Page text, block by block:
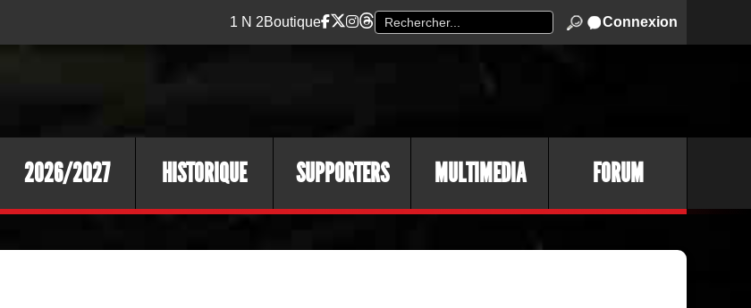
1 N 2Boutique Connexion
2026/2027 HISTORIQUE SUPPORTERS MULTIMEDIA FORUM